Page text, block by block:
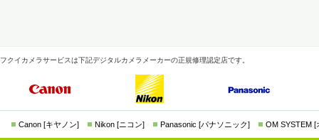
フクイカメラサービスは下記デジタルカメラメーカーの正規修理認定店です。
Canon [キヤノン] Nikon [ニコン] Panasonic [パナソニック] OM SYSTEM [